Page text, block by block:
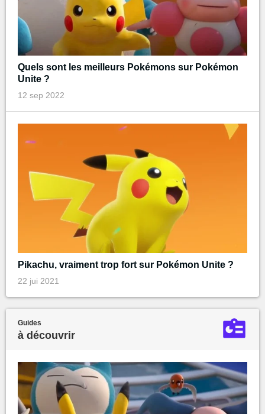
Quels sont les meilleurs Pokémons sur Pokémon
Unite ?
12 sep 2022
Pikachu, vraiment trop fort sur Pokémon Unite ?
22 jui 2021
Guides
à découvrir